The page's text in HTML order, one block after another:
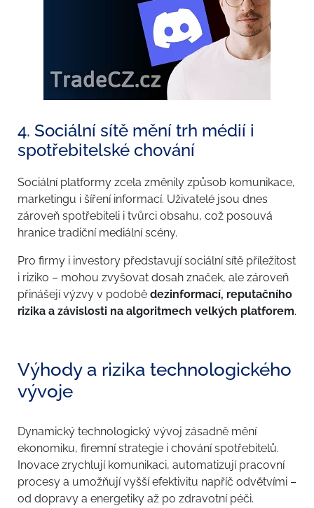
4. Sociální sítě mění trh médií i
spotřebitelské chování
Sociální platformy zcela změnily způsob komunikace,
marketingu i šíření informací. Uživatelé jsou dnes
zároveň spotřebiteli i tvůrci obsahu, což posouvá
hranice tradiční mediální scény.
Pro firmy i investory představují sociální sítě příležitost
i riziko – mohou zvyšovat dosah značek, ale zároveň
přinášejí výzvy v podobě dezinformací, reputačního
rizika a závislosti na algoritmech velkých platforem.
Výhody a rizika technologického
vývoje
Dynamický technologický vývoj zásadně mění
ekonomiku, firemní strategie i chování spotřebitelů.
Inovace zrychlují komunikaci, automatizují pracovní
procesy a umožňují vyšší efektivitu napříč odvětvími –
od dopravy a energetiky až po zdravotní péči.